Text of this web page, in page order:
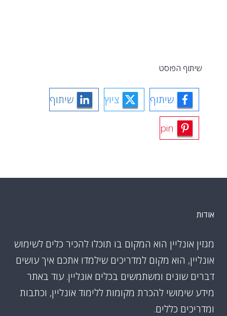
שיתוף הפוסט
שיתוף ציוץ שיתוף
pin
אודות
מגזין אונליין הוא המקום בו תוכלו להכיר כלים לשימוש
אונליין, הוא מקום למדריכים שילמדו אתכם איך עושים
דברים שונים ומשתמשים בכלים אונליין. עוד באתר
מידע שימושי להכרת מקומות ללימוד אונליין, וכתבות
ומדריכים כללים.